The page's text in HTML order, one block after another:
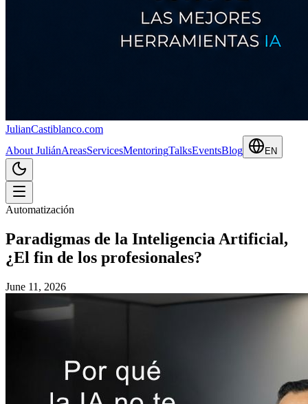
JulianCastiblanco.com
About JuliánAreasServicesMentoringTalksEventsBlog EN
Automatización
Paradigmas de la Inteligencia Artificial,
¿El fin de los profesionales?
June 11, 2026